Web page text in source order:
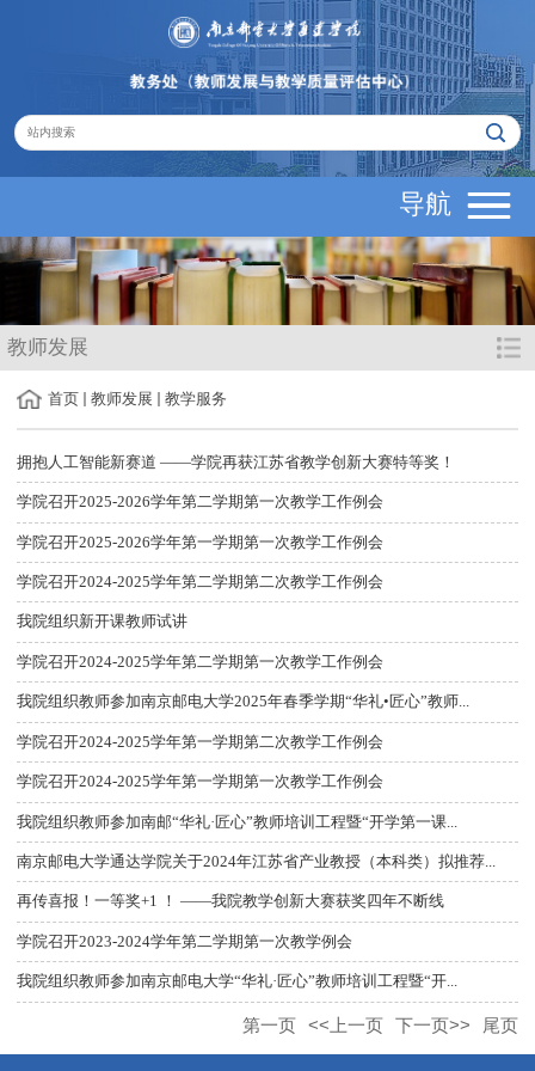
导航
教师发展
首页 教师发展 教学服务
拥抱人工智能新赛道 ——学院再获江苏省教学创新大赛特等奖！
学院召开2025-2026学年第二学期第一次教学工作例会
学院召开2025-2026学年第一学期第一次教学工作例会
学院召开2024-2025学年第二学期第二次教学工作例会
我院组织新开课教师试讲
学院召开2024-2025学年第二学期第一次教学工作例会
我院组织教师参加南京邮电大学2025年春季学期“华礼•匠心”教师...
学院召开2024-2025学年第一学期第二次教学工作例会
学院召开2024-2025学年第一学期第一次教学工作例会
我院组织教师参加南邮“华礼·匠心”教师培训工程暨“开学第一课...
南京邮电大学通达学院关于2024年江苏省产业教授（本科类）拟推荐...
再传喜报！一等奖+1 ！ ——我院教学创新大赛获奖四年不断线
学院召开2023-2024学年第二学期第一次教学例会
我院组织教师参加南京邮电大学“华礼·匠心”教师培训工程暨“开...
第一页 <<上一页 下一页>> 尾页